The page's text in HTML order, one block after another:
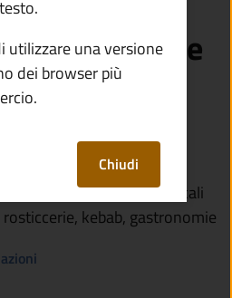
nel settore
di alimenti in locali
kebab, gastronomie
utilizzare una versione
dei browser più
Chiudi